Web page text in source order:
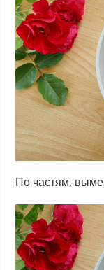
По частям,